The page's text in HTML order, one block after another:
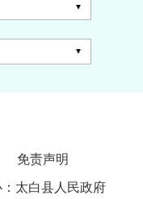
免责声明
太白县人民政府